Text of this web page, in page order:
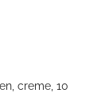
creme, 10